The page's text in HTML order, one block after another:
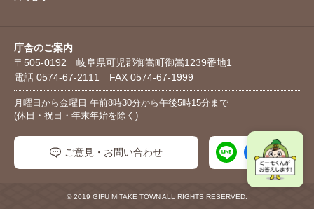
庁舎のご案内
〒505-0192 岐阜県可児郡御嵩町御嵩1239番地1
電話 0574-67-2111 FAX 0574-67-1999
月曜日から金曜日 午前8時30分から午後5時15分まで
(休日・祝日・年末年始を除く)
ご意見・お問い合わせ
© 2019 GIFU MITAKE TOWN ALL RIGHTS RESERVED.